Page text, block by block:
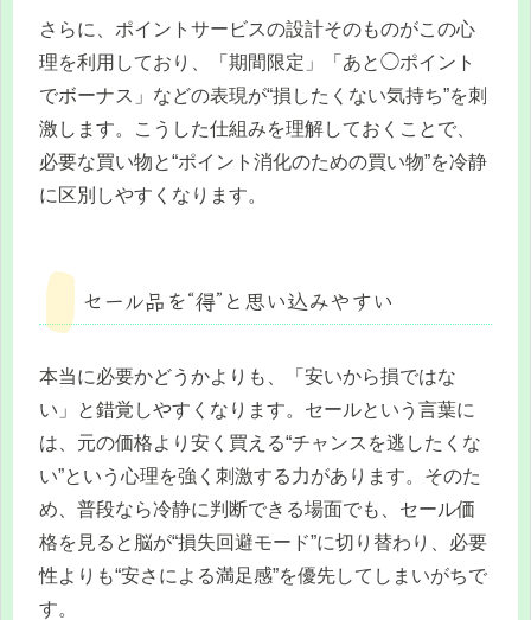
さらに、ポイントサービスの設計そのものがこの心
理を利用しており、「期間限定」「あと◯ポイント
でボーナス」などの表現が“損したくない気持ち”を刺
激します。こうした仕組みを理解しておくことで、
必要な買い物と“ポイント消化のための買い物”を冷静
に区別しやすくなります。
セール品を“得”と思い込みやすい
本当に必要かどうかよりも、「安いから損ではな
い」と錯覚しやすくなります。セールという言葉に
は、元の価格より安く買える“チャンスを逃したくな
い”という心理を強く刺激する力があります。そのた
め、普段なら冷静に判断できる場面でも、セール価
格を見ると脳が“損失回避モード”に切り替わり、必要
性よりも“安さによる満足感”を優先してしまいがちで
す。